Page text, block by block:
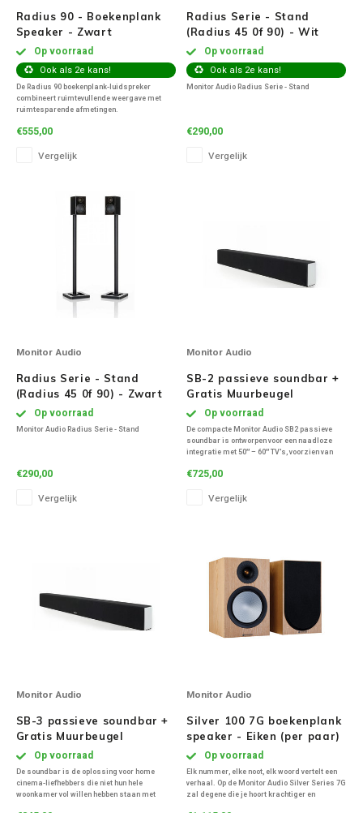
Radius 90 - Boekenplank
Speaker - Zwart
Hoogglans (Per Paar)
Op voorraad
Ook als 2e kans!
De Radius 90 boekenplank-luidspreker
combineert ruimtevullende weergave met
ruimtesparende afmetingen.
€555,00
Vergelijk
Radius Serie - Stand
(Radius 45 0f 90) - Wit
Op voorraad
Ook als 2e kans!
Monitor Audio Radius Serie - Stand
€290,00
Vergelijk
Monitor Audio
Radius Serie - Stand
(Radius 45 0f 90) - Zwart
Op voorraad
Monitor Audio Radius Serie - Stand
€290,00
Vergelijk
Monitor Audio
SB-2 passieve soundbar +
Gratis Muurbeugel
Op voorraad
De compacte Monitor Audio SB2 passieve
soundbar is ontworpen voor een naadloze
integratie met 50″ – 60″ TV's, voorzien van
midden en rechter kanaal in één slanke
€725,00
Vergelijk
Monitor Audio
SB-3 passieve soundbar +
Gratis Muurbeugel
Op voorraad
De soundbar is de oplossing voor home
cinema-liefhebbers die niet hun hele
woonkamer vol willen hebben staan met
Monitor Audio
Silver 100 7G boekenplank
speaker - Eiken (per paar)
Op voorraad
Elk nummer, elke noot, elk woord vertelt een
verhaal. Op de Monitor Audio Silver Series 7G
zal degene die je hoort krachtiger en